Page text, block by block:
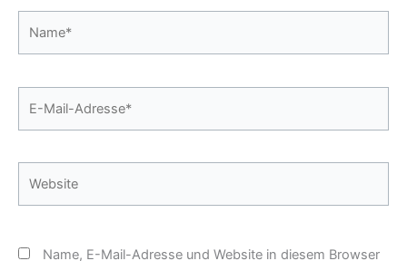
Mail-
Name, E-Mail-Adresse und Website in diesem Browser